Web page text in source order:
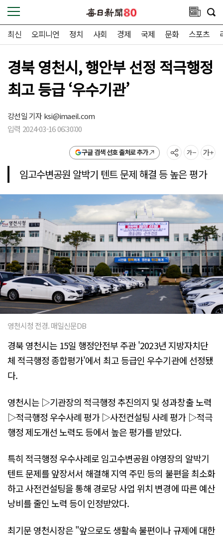
최신 오피니언 정치 사회 경제 국제 문화 스포츠
경북 영천시, 행안부 선정 적극행정
최고 등급 ‘우수기관’
강선일 기자ksi@imaeil.com
입력 2024-03-16 06:30:00
구글 검색 선호 출처로 추가
임고수변공원 알박기 텐트 문제 해결 등 높은 평가
영천시청 전경. 매일신문DB
경북 영천시는 15일 행정안전부 주관 '2023년 지방자치단
체 적극행정 종합평가'에서 최고 등급인 우수기관에 선정됐
다.
영천시는 ▷기관장의 적극행정 추진의지 및 성과창출 노력
▷적극행정 우수사례 평가 ▷사전컨설팅 사례 평가 ▷적극
행정 제도개선 노력도 등에서 높은 평가를 받았다.
특히 적극행정 우수사례로 임고수변공원 야영장의 알박기
텐트 문제를 앞장서서 해결해 지역 주민 등의 불편을 최소화
하고 사전컨설팅을 통해 경로당 사업 위치 변경에 따른 예산
낭비를 줄인 노력 등이 인정받았다.
최기문 영천시장은 "앞으로도 생활속 불편이나 규제에 대한